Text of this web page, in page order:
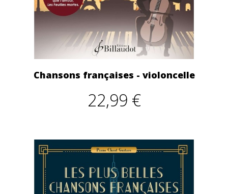
Chansons françaises - violoncelle
22,99 €